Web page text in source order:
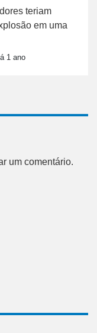
teriam
em uma
1 ano
um comentário.